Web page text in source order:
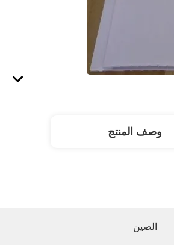
وصف المنتج
الصين